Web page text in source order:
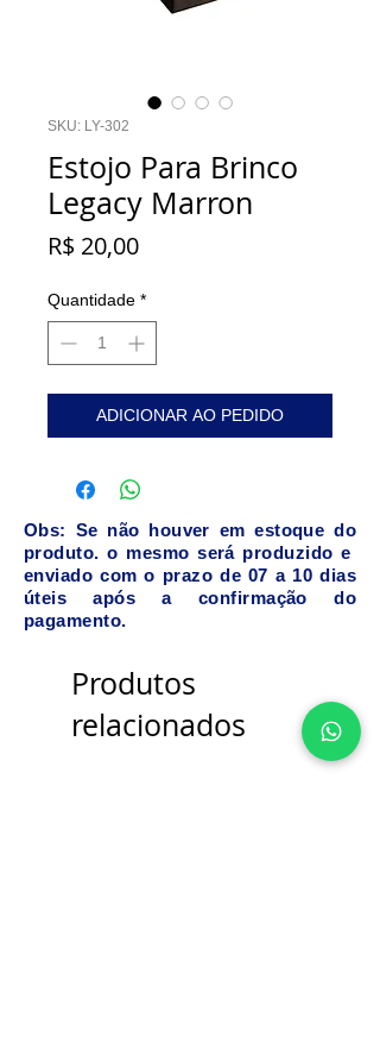
SKU: LY-302
Estojo Para Brinco
Legacy Marron
R$ 20,00Preço
Quantidade *
ADICIONAR AO PEDIDO
Obs: Se não houver em estoque do
produto. o mesmo será produzido e
enviado com o prazo de 07 a 10 dias
úteis após a confirmação do
pagamento.
Produtos
relacionados